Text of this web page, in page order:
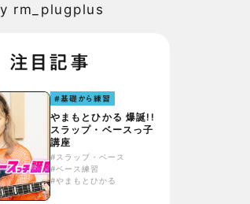
rm_plugplus
注目記事
#基礎から練習
やまもとひかる 爆誕!!
スラップ・ベースっ子
講座
#スラップ・ベース
#ベース練習
#やまもとひかる